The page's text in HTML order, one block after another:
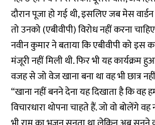
दौरान पूजा हो गई थी, इसलिए जब मेस
तो उनको (एबीवीपी) विरोध नहीं करना
नवीन कुमार ने बताया कि एबीवीपी को इस
मंजूरी नहीं मिली थी. फिर भी यह कार्यक्रम
वजह से जो वेज खाना बना था वह भी छात्र
“खाना नहीं बनने देना यह दिखाता है कि वह
विचारधारा थोपना चाहते हैं. जो वो बोलेंगे